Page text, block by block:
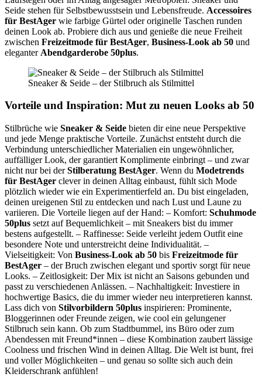
Seide stehen für Selbstbewusstsein und Lebensfreude. Accessoires
für BestAger wie farbige Gürtel oder originelle Taschen runden
deinen Look ab. Probiere dich aus und genieße die neue Freiheit
zwischen Freizeitmode für BestAger, Business-Look ab 50 und
eleganter Abendgarderobe 50plus.
Sneaker & Seide – der Stilbruch als Stilmittel
Vorteile und Inspiration: Mut zu neuen Looks ab 50
Stilbrüche wie Sneaker & Seide bieten dir eine neue Perspektive
und jede Menge praktische Vorteile. Zunächst entsteht durch die
Verbindung unterschiedlicher Materialien ein ungewöhnlicher,
auffälliger Look, der garantiert Komplimente einbringt – und zwar
nicht nur bei derStilberatung BestAger. Wenn du Modetrends
für BestAger clever in deinen Alltag einbaust, fühlt sich Mode
plötzlich wieder wie ein Experimentierfeld an. Du bist eingeladen,
deinen ureigenen Stil zu entdecken und nach Lust und Laune zu
variieren. Die Vorteile liegen auf der Hand: – Komfort: Schuhmode
50plus setzt auf Bequemlichkeit – mit Sneakers bist du immer
bestens aufgestellt. – Raffinesse: Seide verleiht jedem Outfit eine
besondere Note und unterstreicht deine Individualität. –
Vielseitigkeit: Von Business-Look ab 50 bis Freizeitmode für
BestAger – der Bruch zwischen elegant und sportiv sorgt für neue
Looks. – Zeitlosigkeit: Der Mix ist nicht an Saisons gebunden und
passt zu verschiedenen Anlässen. – Nachhaltigkeit: Investiere in
hochwertige Basics, die du immer wieder neu interpretieren kannst.
Lass dich von Stilvorbildern 50plus inspirieren: Prominente,
Bloggerinnen oder Freunde zeigen, wie cool ein gelungener
Stilbruch sein kann. Ob zum Stadtbummel, ins Büro oder zum
Abendessen mit Freund*innen – diese Kombination zaubert lässige
Coolness und frischen Wind in deinen Alltag. Die Welt ist bunt, frei
und voller Möglichkeiten – und genau so sollte sich auch dein
Kleiderschrank anfühlen!